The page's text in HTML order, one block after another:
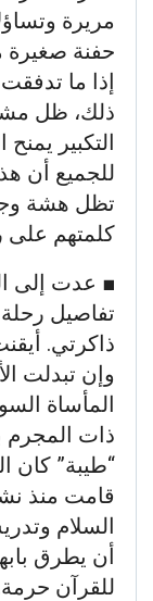
مريرة
حفنة صغيرة
إذا ما
ذلك، ظل
التكبير
للجميع أن
تظل هشة
كلمتهم على
​■ عدت إلى
تفاصيل
ذاكرتي.
وإن تبدلت
المأساة
ذات المجرم
“طيبة” كان
قامت منذ
السلام
أن يطرق
للقرآن